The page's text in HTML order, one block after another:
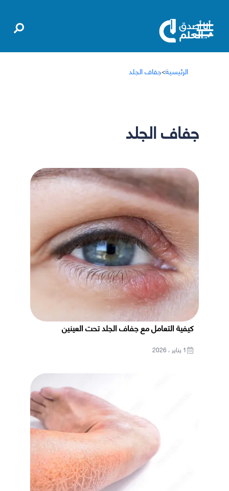
الرئيسية>جفاف الجلد
جفاف الجلد
كيفية التعامل مع جفاف الجلد تحت العينين
1 يناير ، 2026